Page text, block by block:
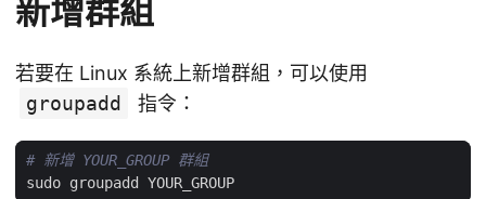
新增群組
若要在 Linux 系統上新增群組，可以使用
groupadd
指令：
# 新增 YOUR_GROUP 群組